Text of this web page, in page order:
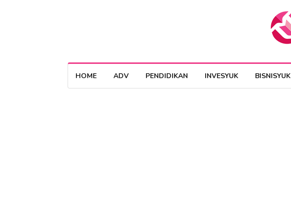
HOME ADV PENDIDIKAN INVESYUK BISNISYUK